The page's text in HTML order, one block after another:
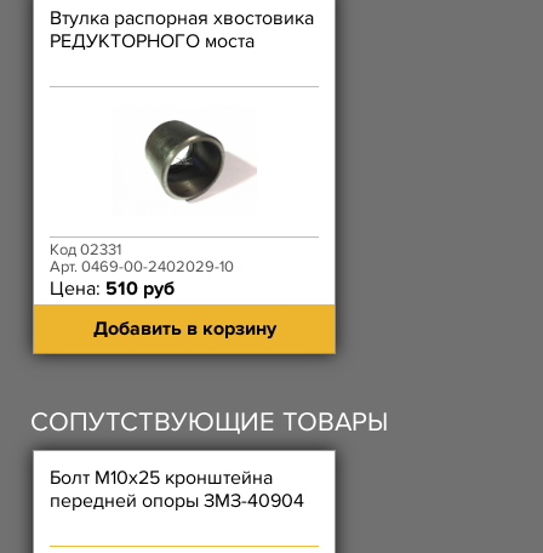
Втулка распорная хвостовика
РЕДУКТОРНОГО моста
Код 02331
Арт. 0469-00-2402029-10
Цена: 510 руб
Добавить в корзину
СОПУТСТВУЮЩИЕ ТОВАРЫ
Болт М10х25 кронштейна
передней опоры ЗМЗ-40904